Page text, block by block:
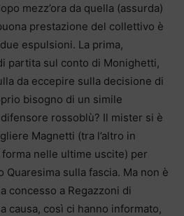
mezz’ora da quella (assurda)
prestazione del collettivo è
espulsioni. La prima,
partita sul conto di Monighetti,
da eccepire sulla decisione di
bisogno di un simile
rossoblù? Il mister si è
Magnetti (tra l’altro in
nelle ultime uscite) per
Quaresima sulla fascia. Ma non è
concesso a Regazzoni di
causa, così ci hanno informato,